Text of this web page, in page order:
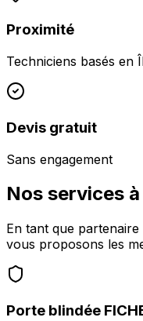
Proximité
Techniciens basés en
Devis gratuit
Sans engagement
Nos services à
En tant que
vous proposons les
Porte blindée